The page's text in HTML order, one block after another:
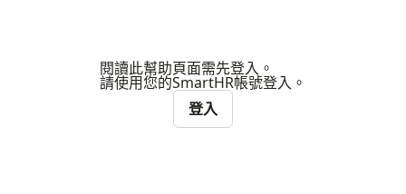
閱讀此幫助頁面需先登入。
請使用您的SmartHR帳號登入。
登入